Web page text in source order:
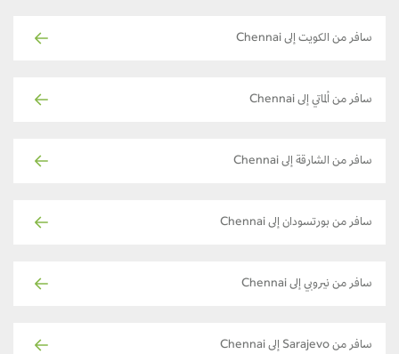
سافر من الكويت إلى Chennai
سافر من ألماتي إلى Chennai
سافر من الشارقة إلى Chennai
سافر من بورتسودان إلى Chennai
سافر من نيروبي إلى Chennai
سافر من Sarajevo إلى Chennai